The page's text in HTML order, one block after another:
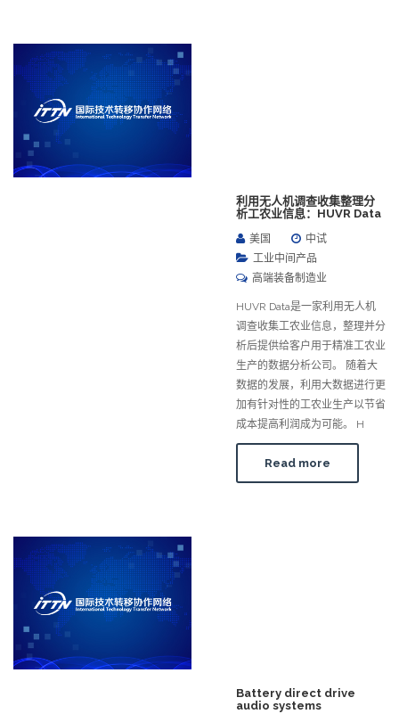
利用无人机调查收集整理分
析工农业信息：HUVR Data
美国
中试
工业中间产品
高端装备制造业
HUVR Data是一家利用无人机
调查收集工农业信息，整理并分
析后提供给客户用于精准工农业
生产的数据分析公司。 随着大
数据的发展，利用大数据进行更
加有针对性的工农业生产以节省
成本提高利润成为可能。 H
Read more
Battery direct drive
audio systems